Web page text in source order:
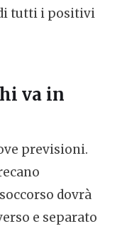
tutti i positivi
va in
previsioni.
dovrà
e separato